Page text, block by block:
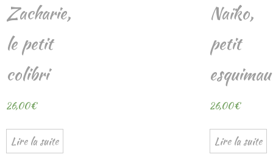
Zacharie,
le petit
colibri
26,00€
Lire la suite
Naïko,
petit
esquimau
26,00€
Lire la suite